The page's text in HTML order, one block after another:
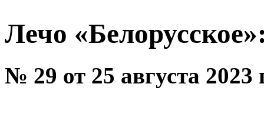
Лечо
№ 29 от 25 августа 2023